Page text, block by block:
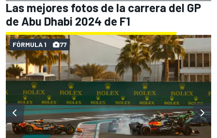
Las mejores fotos de la carrera del GP
de Abu Dhabi 2024 de F1
FÓRMULA 1 77